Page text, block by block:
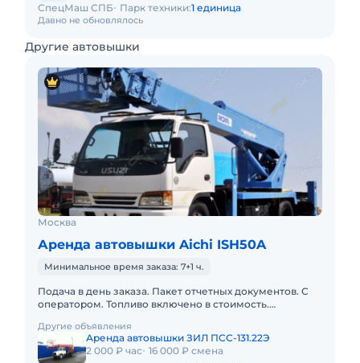
Давно не обновлялось
СпецМаш СПБ Парк техники:1 единица
Другие автовышки
Москва
Аренда автовышки Aichi ISH50A
Минимальное время заказа: 7+1 ч.
Подача в день заказа. Пакет отчетных документов. С
оператором. Топливо включено в стоимость.
с малой наработк
Другие объявления
Аренда автовышки ЗИЛ ПСС-131.22Э
2 000 ₽ час 16 000 ₽ смена